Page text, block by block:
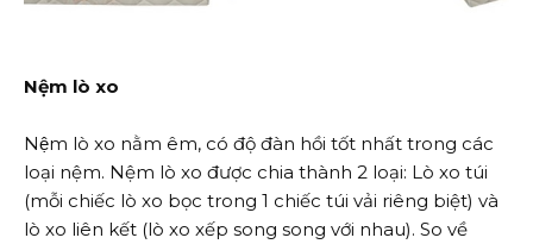
Nệm lò xo
Nệm lò xo nằm êm, có độ đàn hồi tốt nhất trong các
loại nệm. Nệm lò xo được chia thành 2 loại: Lò xo túi
(mỗi chiếc lò xo bọc trong 1 chiếc túi vải riêng biệt) và
lò xo liên kết (lò xo xếp song song với nhau). So về